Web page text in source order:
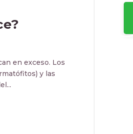
en exceso. Los
y las